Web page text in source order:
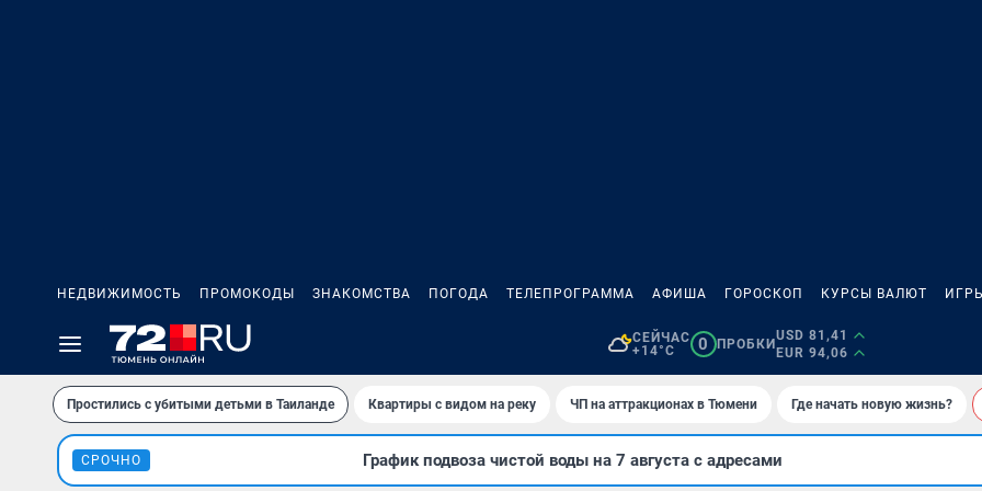
НЕДВИЖИМОСТЬ ПРОМОКОДЫ ЗНАКОМСТВА ПОГОДА ТЕЛЕПРОГРАММА АФИША ГОРОСКОП КУРСЫ ВАЛЮТ ИГРЫ
СЕЙЧАС
+14°C
0 ПРОБКИ
USD 81,41
EUR 94,06
Простились с убитыми детьми в Таиланде Квартиры с видом на реку ЧП на аттракционах в Тюмени Где начать новую жизнь?
СРОЧНО График подвоза чистой воды на 7 августа с адресами